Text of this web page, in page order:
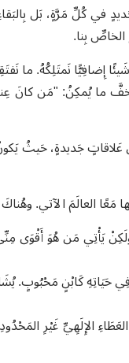
كُلِّ مَرَّةٍ، بَل
بِنا.
إِضافِيًّا نَمتَلِكُهُ.
ما يُمكِنُ: "مَن
جَديدةٍ، حَيثُ
مَعًا العالَمَ الآتي.
وَلَكِنْ يَأْتِي مَن هُوَ
وَفِي حَيَاتِهِ كَابْنٍ
الإِلَهِيِّ غَيْرِ